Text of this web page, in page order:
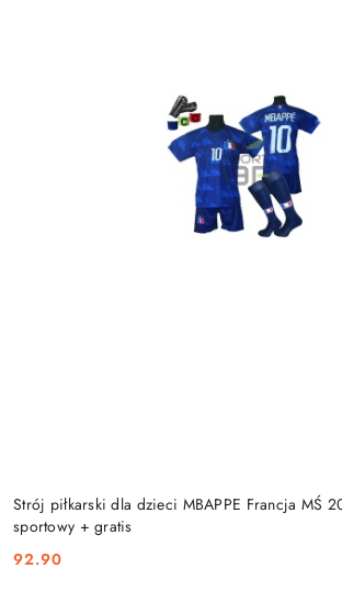
Strój piłkarski dla dzieci MBAPPE Francja MŚ
sportowy + gratis
Cena:
92.90